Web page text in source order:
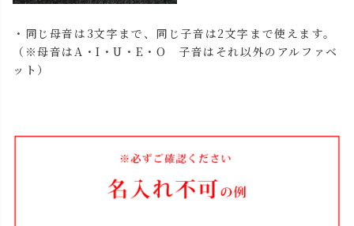
・同じ母音は3文字まで、同じ子音は2文字まで使えます。
（※母音はA・I・U・E・O 子音はそれ以外のアルファベ
ット）